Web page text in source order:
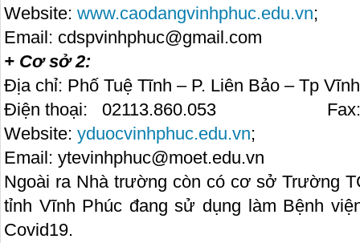
Website: www.caodangvinhphuc.edu.vn;
Email: cdspvinhphuc@gmail.com
+ Cơ sở 2:
Địa chỉ: Phố Tuệ Tĩnh – P. Liên Bảo – Tp
Điện thoại:
Website: yduocvinhphuc.edu.vn;
Email: ytevinhphuc@moet.edu.vn
Ngoài ra Nhà trường còn có cơ sở Trường
tỉnh Vĩnh Phúc đang sử dụng làm Bệnh
Covid19.